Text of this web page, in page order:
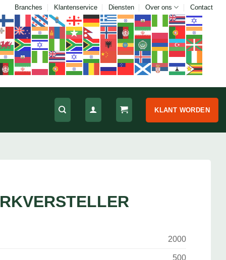
Branches Klantenservice Diensten Over ons Contact
KLANT WORDEN
2000
500